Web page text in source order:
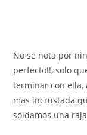
No se nota por
perfecto!!, solo
terminar con ella,
mas incrustada
soldamos una